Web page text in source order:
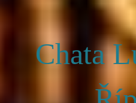
Chata